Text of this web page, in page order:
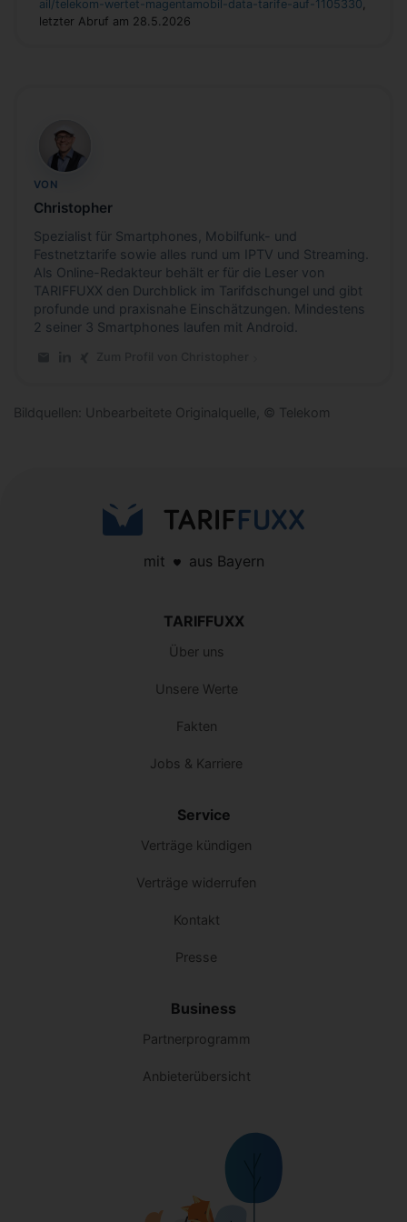
ail/telekom-wertet-magentamobil-data-tarife-auf-1105330
letzter Abruf am 28.5.2026
CB
VON
Christopher
Spezialist für Smartphones, Mobilfunk- und
Festnetztarife sowie alles rund um IPTV und Streaming.
Als Online-Redakteur behält er für die Leser von
TARIFFUXX den Durchblick im Tarifdschungel und gibt
profunde und praxisnahe Einschätzungen. Mindestens
2 seiner 3 Smartphones laufen mit Android.
Bildquellen: Unbearbeitete Originalquelle, © Telekom
mit aus Bayern
TARIFFUXX
Über uns
Unsere Werte
Fakten
Jobs & Karriere
Service
Verträge kündigen
Verträge widerrufen
Kontakt
Presse
Business
Partnerprogramm
Anbieterübersicht